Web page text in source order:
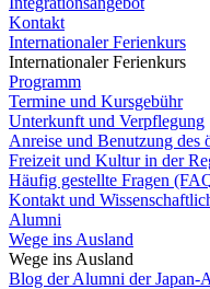
Kontakt
Internationaler Ferienkurs
Internationaler Ferienkurs
Programm
Termine und Kursgebühr
Unterkunft und Verpflegung
Anreise und Benutzung des
Freizeit und Kultur in der
Häufig gestellte Fragen
Kontakt und
Alumni
Wege ins Ausland
Wege ins Ausland
Blog der Alumni der Japan-